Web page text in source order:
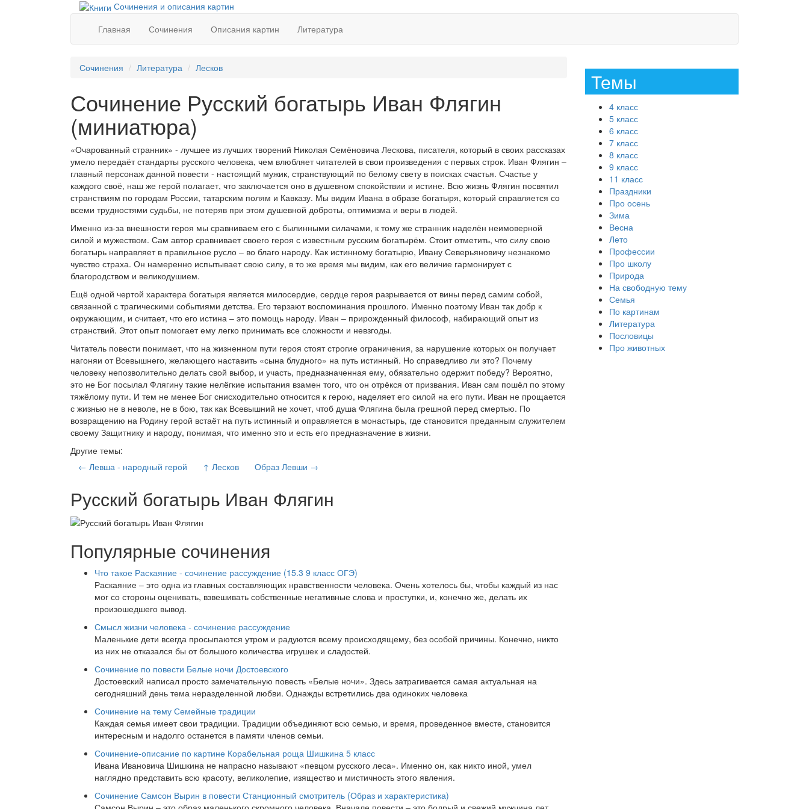
Сочинения и описания картин
Главная
Сочинения Описания картин Литература
Сочинения Литература Лесков
Сочинение Русский богатырь Иван Флягин
(миниатюра)
«Очарованный странник» - лучшее из лучших творений Николая Семёновича Лескова, писателя, который в своих рассказах
умело передаёт стандарты русского человека, чем влюбляет читателей в свои произведения с первых строк. Иван Флягин –
главный персонаж данной повести - настоящий мужик, странствующий по белому свету в поисках счастья. Счастье у
каждого своё, наш же герой полагает, что заключается оно в душевном спокойствии и истине. Всю жизнь Флягин посвятил
странствиям по городам России, татарским полям и Кавказу. Мы видим Ивана в образе богатыря, который справляется со
всеми трудностями судьбы, не потеряв при этом душевной доброты, оптимизма и веры в людей.
Именно из-за внешности героя мы сравниваем его с былинными силачами, к тому же странник наделён неимоверной
силой и мужеством. Сам автор сравнивает своего героя с известным русским богатырём. Стоит отметить, что силу свою
богатырь направляет в правильное русло – во благо народу. Как истинному богатырю, Ивану Северьяновичу незнакомо
чувство страха. Он намеренно испытывает свою силу, в то же время мы видим, как его величие гармонирует с
благородством и великодушием.
Ещё одной чертой характера богатыря является милосердие, сердце героя разрывается от вины перед самим собой,
связанной с трагическими событиями детства. Его терзают воспоминания прошлого. Именно поэтому Иван так добр к
окружающим, и считает, что его истина – это помощь народу. Иван – прирожденный философ, набирающий опыт из
странствий. Этот опыт помогает ему легко принимать все сложности и невзгоды.
Читатель повести понимает, что на жизненном пути героя стоят строгие ограничения, за нарушение которых он получает
нагоняи от Всевышнего, желающего наставить «сына блудного» на путь истинный. Но справедливо ли это? Почему
человеку непозволительно делать свой выбор, и участь, предназначенная ему, обязательно одержит победу? Вероятно,
это не Бог посылал Флягину такие нелёгкие испытания взамен того, что он отрёкся от призвания. Иван сам пошёл по этому
тяжёлому пути. И тем не менее Бог снисходительно относится к герою, наделяет его силой на его пути. Иван не прощается
с жизнью не в неволе, не в бою, так как Всевышний не хочет, чтоб душа Флягина была грешной перед смертью. По
возвращению на Родину герой встаёт на путь истинный и оправляется в монастырь, где становится преданным служителем
своему Защитнику и народу, понимая, что именно это и есть его предназначение в жизни.
Другие темы:
← Левша - народный герой
↑ Лесков Образ Левши →
Русский богатырь Иван Флягин
Популярные сочинения
Что такое Раскаяние - сочинение рассуждение (15.3 9 класс ОГЭ)
Раскаяние – это одна из главных составляющих нравственности человека. Очень хотелось бы, чтобы каждый из нас
мог со стороны оценивать, взвешивать собственные негативные слова и проступки, и, конечно же, делать их
произошедшего вывод.
Смысл жизни человека - сочинение рассуждение
Маленькие дети всегда просыпаются утром и радуются всему происходящему, без особой причины. Конечно, никто
из них не отказался бы от большого количества игрушек и сладостей.
Сочинение по повести Белые ночи Достоевского
Достоевский написал просто замечательную повесть «Белые ночи». Здесь затрагивается самая актуальная на
сегодняшний день тема неразделенной любви. Однажды встретились два одиноких человека
Сочинение на тему Семейные традиции
Каждая семья имеет свои традиции. Традиции объединяют всю семью, и время, проведенное вместе, становится
интересным и надолго останется в памяти членов семьи.
Сочинение-описание по картине Корабельная роща Шишкина 5 класс
Ивана Ивановича Шишкина не напрасно называют «певцом русского леса». Именно он, как никто иной, умел
наглядно представить всю красоту, великолепие, изящество и мистичность этого явления.
Сочинение Самсон Вырин в повести Станционный смотритель (Образ и характеристика)
Темы
4 класс
5 класс
6 класс
7 класс
8 класс
9 класс
11 класс
Праздники
Про осень
Зима
Весна
Лето
Профессии
Про школу
Природа
На свободную тему
Семья
По картинам
Литература
Пословицы
Про животных